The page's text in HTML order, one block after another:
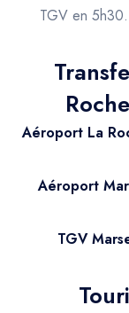
Taxis
Trajet Gare
Trajet Port
Trajet
Trajet
Taxis
Réservation
Actualités
TGV en
Aéroport La
Aéroport
TGV